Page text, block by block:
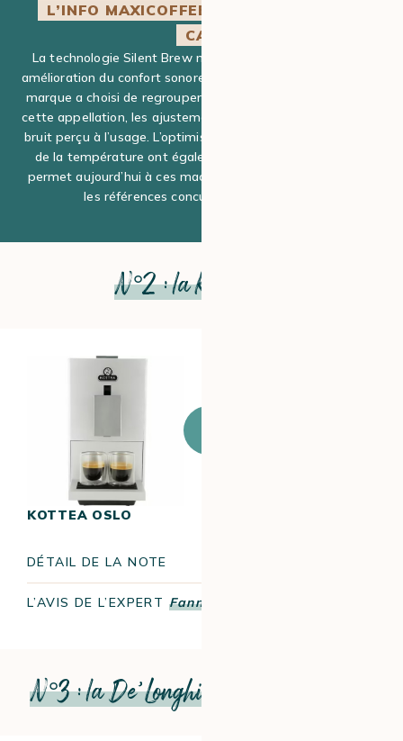
L’INFO MAXICOFFEE SUR L’UNIVERS DU
CAFÉ
La technologie Silent Brew ne se limite pas à une simple
amélioration du confort sonore sur les machines Philips. Si la
marque a choisi de regrouper ses évolutions récentes sous
cette appellation, les ajustements vont bien au-delà du seul
bruit perçu à l’usage. L’optimisation du moulin ou la gestion
de la température ont également été repensées, ce qui
permet aujourd’hui à ces machines de mieux rivaliser avec
les références concurrentes du marché.
N°2 : la Kottea Oslo
KOTTEA OSLO
DÉTAIL DE LA NOTE
L’AVIS DE L’EXPERT Fanny
N°3 : la De’Longhi Magnifica Smart